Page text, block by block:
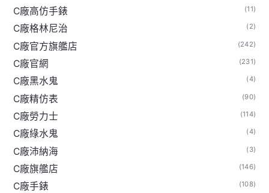
C廠高仿手錶 (11)
C廠格林尼治 (2)
C廠官方旗艦店 (242)
C廠官網 (231)
C廠黑水鬼 (4)
C廠精仿表 (90)
C廠勞力士 (114)
C廠綠水鬼 (4)
C廠沛納海 (3)
C廠旗艦店 (146)
C廠手錶 (108)